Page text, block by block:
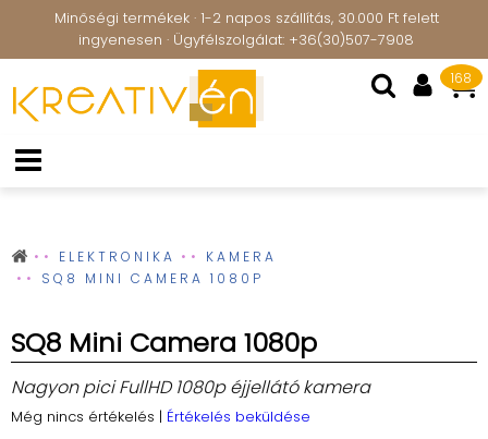
Minőségi termékek · 1-2 napos szállítás, 30.000 Ft felett
ingyenesen · Ügyfélszolgálat: +36(30)507-7908
168
ELEKTRONIKA
KAMERA
SQ8 MINI CAMERA 1080P
SQ8 Mini Camera 1080p
Nagyon pici FullHD 1080p éjjellátó kamera
Még nincs értékelés | Értékelés beküldése